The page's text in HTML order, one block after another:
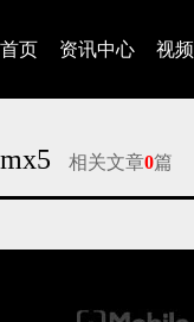
首页 资讯中心 视频
mx5 相关文章0篇